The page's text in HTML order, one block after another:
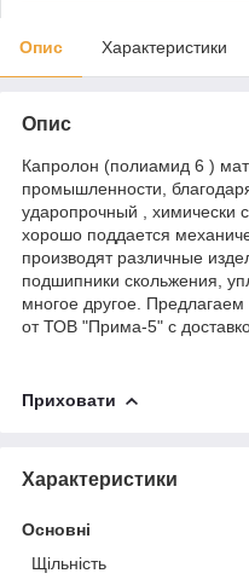
Опис Характеристики
Опис
Капролон (полиамид 6 )
промышленности,
ударопрочный , химически
хорошо поддается
производят различные
подшипники скольжения,
многое другое.
от ТОВ "Прима-5" с
Приховати
Характеристики
Основні
Щільність